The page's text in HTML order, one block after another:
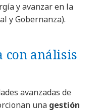
y avanzar en la
y Gobernanza).
con análisis
avanzadas de
una gestión